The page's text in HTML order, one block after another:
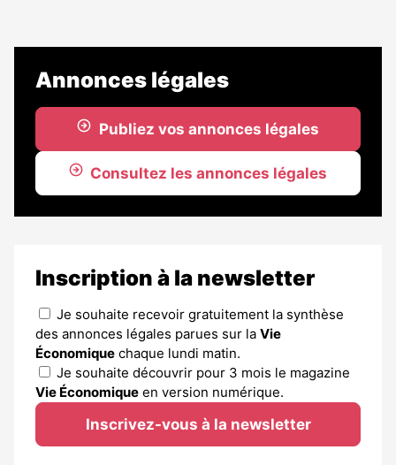
Annonces légales
Publiez vos annonces légales
Consultez les annonces légales
Inscription à la newsletter
Je souhaite recevoir gratuitement la synthèse
des annonces légales parues sur la Vie
Économique chaque lundi matin.
Je souhaite découvrir pour 3 mois le magazine
Vie Économique en version numérique.
Inscrivez-vous à la newsletter